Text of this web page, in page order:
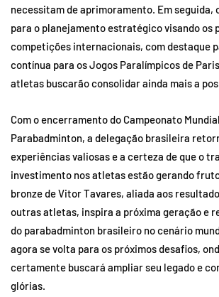
necessitam de aprimoramento. Em seguida,
para o planejamento estratégico visando os
competições internacionais, com destaque
contínua para os Jogos Paralímpicos de
atletas buscarão consolidar ainda mais a
Com o encerramento do Campeonato
Parabadminton, a delegação brasileira
experiências valiosas e a certeza de que o
investimento nos atletas estão gerando
bronze de Vitor Tavares, aliada aos
outras atletas, inspira a próxima geração e
do parabadminton brasileiro no cenário
agora se volta para os próximos desafios,
certamente buscará ampliar seu legado e
glórias.